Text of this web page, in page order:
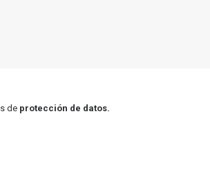
de protección de datos.